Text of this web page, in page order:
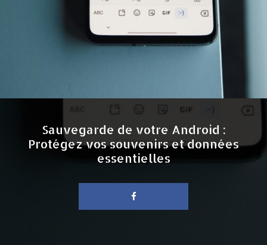
Sauvegarde de votre Android :
Protégez vos souvenirs et données
essentielles